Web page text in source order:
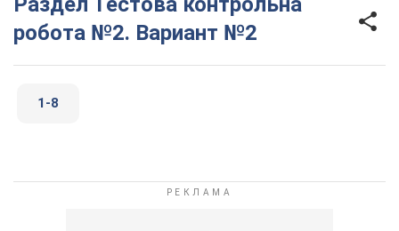
робота №2. Вариант №2
1-8